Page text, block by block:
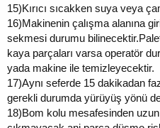
15)Kırıcı sıcakken suya veya
16)Makinenin çalışma alanına
sekmesi durumu
kaya parçaları varsa operatör
yada makine ile temizleyecektir.
17)Aynı seferde 15 dakikadan
gerekli durumda yürüyüş yönü
18)Bom kolu mesafesinden